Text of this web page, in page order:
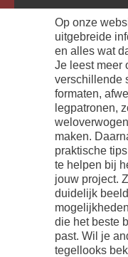
Op onze
uitgebreide
en alles wat
Je leest meer
verschillende
formaten,
legpatronen,
maken.
praktische
te helpen bij
jouw project.
duidelijk
die het beste
past. Wil je
tegellooks